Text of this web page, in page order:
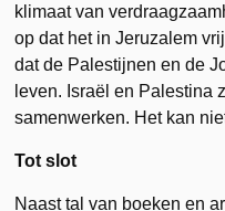
klimaat van
op dat het in Jeruzalem
dat de Palestijnen en de
leven. Israël en Palestina
samenwerken. Het kan
Tot slot
Naast tal van boeken en